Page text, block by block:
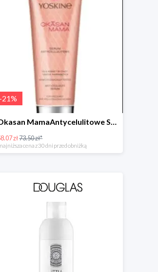
-21%
Okasan MamaAntycelulitowe Serum Nawilżające -20%
zł73.50 zł*
cena z 30 dni przed obniżką